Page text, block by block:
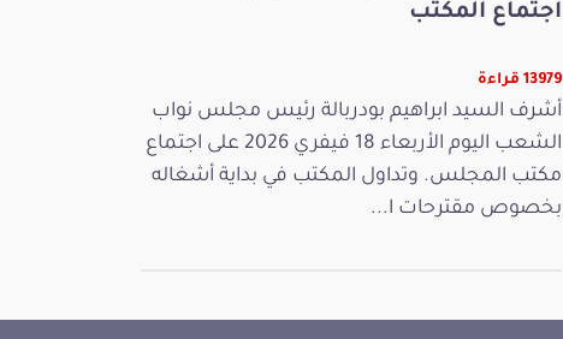
اجتماع المكتب
13979 قراءة
أشرف السيد ابراهيم بودربالة رئيس مجلس نواب
الشعب اليوم الأربعاء 18 فيفري 2026 على اجتماع
مكتب المجلس. وتداول المكتب في بداية أشغاله
بخصوص مقترحات ا...